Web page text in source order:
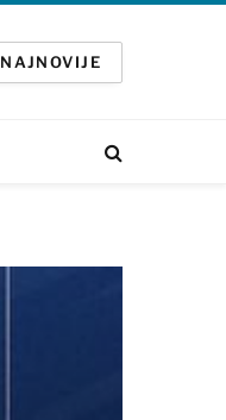
NAJNOVIJE